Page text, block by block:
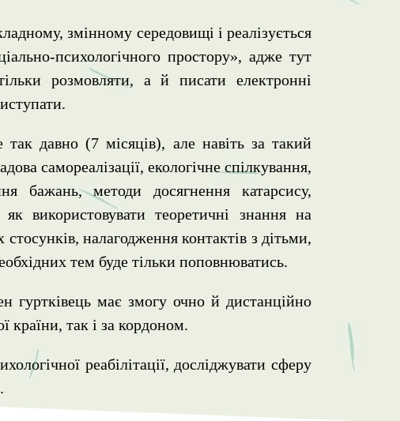
змінному середовищі і реалізується
психологічного простору», адже тут
розмовляти, а й писати електронні
давно (7 місяців), але навіть за такий
самореалізації, екологічне спілкування,
бажань, методи досягнення катарсису,
як використовувати теоретичні знання на
налагодження контактів з дітьми,
тем буде тільки поповнюватись.
гуртківець має змогу очно й дистанційно
країни, так і за кордоном.
реабілітації, досліджувати сферу